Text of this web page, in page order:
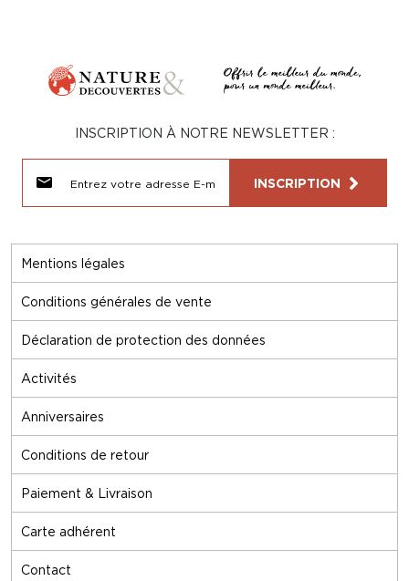
Mentions légales
Conditions générales de vente
Déclaration de protection des données
Activités
Anniversaires
Conditions de retour
Paiement & Livraison
Carte adhérent
Contact
INSCRIPTION À NOTRE NEWSLETTER :
INSCRIPTION